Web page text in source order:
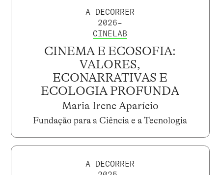
A DECORRER
2026–
CINELAB
CINEMA E ECOSOFIA:
VALORES,
ECONARRATIVAS E
ECOLOGIA PROFUNDA
Maria Irene Aparício
Fundação para a Ciência e a Tecnologia
A DECORRER